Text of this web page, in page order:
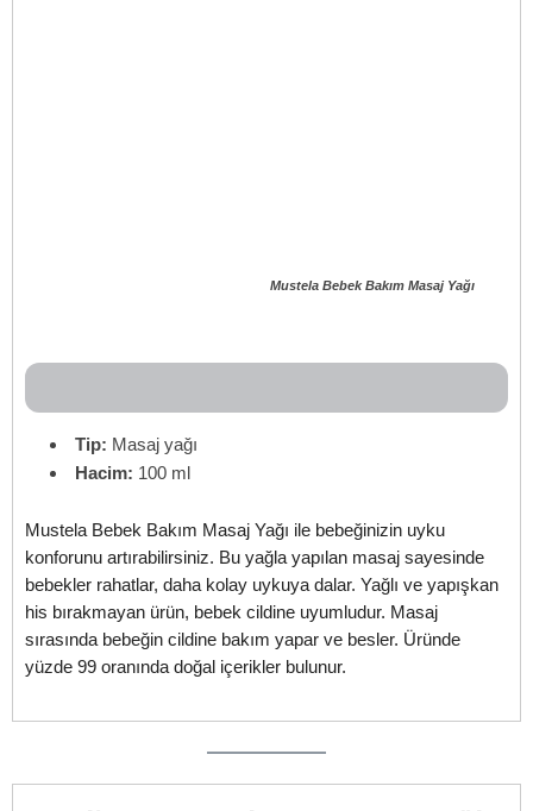
Mustela Bebek Bakım Masaj Yağı
Tip: Masaj yağı
Hacim: 100 ml
Mustela Bebek Bakım Masaj Yağı ile bebeğinizin uyku
konforunu artırabilirsiniz. Bu yağla yapılan masaj sayesinde
bebekler rahatlar, daha kolay uykuya dalar. Yağlı ve yapışkan
his bırakmayan ürün, bebek cildine uyumludur. Masaj
sırasında bebeğin cildine bakım yapar ve besler. Üründe
yüzde 99 oranında doğal içerikler bulunur.